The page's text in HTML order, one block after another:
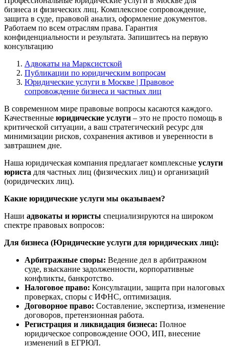
бизнеса и физических лиц. Комплексное сопровождение,
защита в суде, правовой анализ, оформление документов.
Работаем по всем отраслям права. Гарантия
конфиденциальности и результата. Запишитесь на первую
консультацию
Адвокаты на Марксистской
Публикации по юридическим вопросам
Юридические услуги в Москве | Правовое
сопровождение бизнеса и частных лиц
В современном мире правовые вопросы касаются каждого.
Качественные юридические услуги – это не просто помощь в
критической ситуации, а ваш стратегический ресурс для
минимизации рисков, сохранения активов и уверенности в
завтрашнем дне.
Наша юридическая компания предлагает комплексные услуги
юриста для частных лиц (физических лиц) и организаций
(юридических лиц).
Какие юридические услуги мы оказываем?
Наши адвокаты и юристы специализируются на широком
спектре правовых вопросов:
Для бизнеса (Юридические услуги для юридических лиц):
Арбитражные споры: Ведение дел в арбитражном
суде, взыскание задолженности, корпоративные
конфликты, банкротство.
Налоговое право: Консультации, защита при налоговых
проверках, споры с ИФНС, оптимизация.
Договорное право: Составление, экспертиза, изменение
договоров, претензионная работа.
Регистрация и ликвидация бизнеса: Полное
юридическое сопровождение ООО, ИП, внесение
изменений в ЕГРЮЛ.